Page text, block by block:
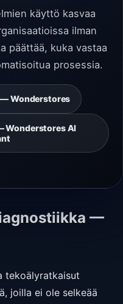
käyttö kasvaa
ilman
päättää, kuka vastaa
prosessia.
— Wonderstores
Wonderstores AI
—
tekoälyratkaisut
joilla ei ole selkeää